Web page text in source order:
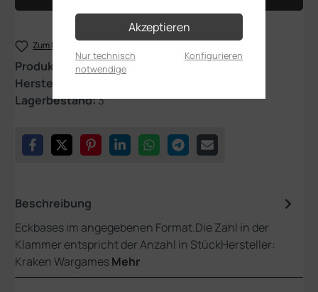
Zum Merkzettel hinzufügen
Produktnummer:Base7550
Hersteller:
Lagerbestand:3
Beschreibung
Eckbases im angegebenen Format.Die Zahl in der
Klammer entspricht der Anzahl in StückHersteller:
Kraken WargamesMehr
Akzeptieren
Nur technisch
notwendige
Konfigurieren